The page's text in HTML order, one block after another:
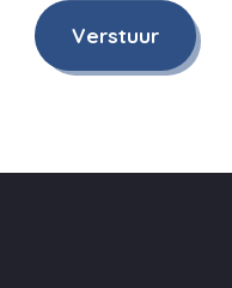
Verstuur